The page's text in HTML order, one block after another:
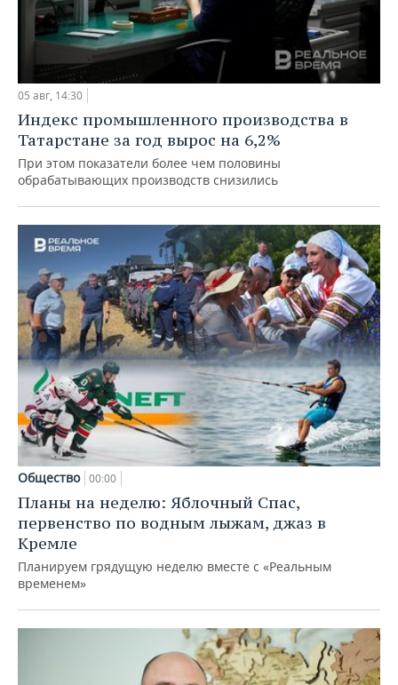
05 авг, 14:30
Индекс промышленного производства в
Татарстане за год вырос на 6,2%
При этом показатели более чем половины
обрабатывающих производств снизились
Общество 00:00
Планы на неделю: Яблочный Спас,
первенство по водным лыжам, джаз в
Кремле
Планируем грядущую неделю вместе с «Реальным
временем»